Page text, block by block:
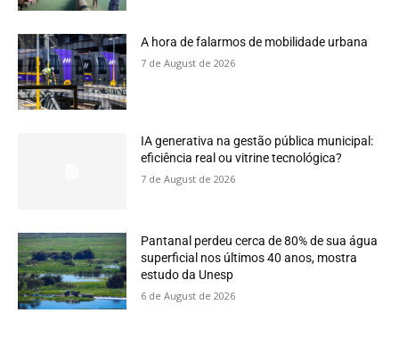
A hora de falarmos de mobilidade urbana
7 de August de 2026
IA generativa na gestão pública municipal:
eficiência real ou vitrine tecnológica?
7 de August de 2026
Pantanal perdeu cerca de 80% de sua água
superficial nos últimos 40 anos, mostra
estudo da Unesp
6 de August de 2026